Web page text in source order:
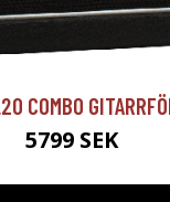
COMBO
5799 SEK